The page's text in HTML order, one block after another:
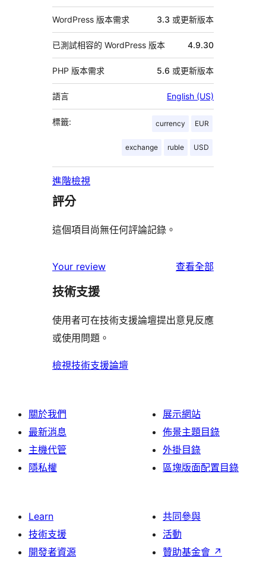
WordPress 版本需求 3.3 或更新版本
已測試相容的 WordPress 版本 4.9.30
PHP 版本需求 5.6 或更新版本
語言 English (US)
標籤: currency EUR
exchange ruble USD
進階檢視
評分
這個項目尚無任何評論記錄。
Your review 查看全部
評
技術支援
使用者可在技術支援論壇提出意見反應
或使用問題。
檢視技術支援論壇
關於我們
最新消息
主機代管
隱私權
展示網站
佈景主題目錄
外掛目錄
區塊版面配置目錄
Learn
技術支援
開發者資源
共同參與
活動
贊助基金會 ↗